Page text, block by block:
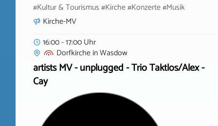
#Kultur & Tourismus #Kirche #Konzerte #Musik
Kirche-MV
16:00 - 17:00 Uhr
DorfkircheinWasdow
artists MV - unplugged - Trio Taktlos/Alex -
Cay